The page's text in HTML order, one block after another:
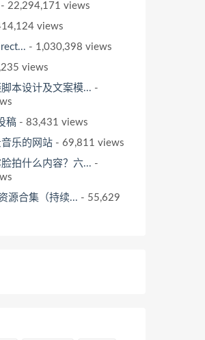
- 22,294,171 views
views
- 1,030,398 views
views
本设计及文案模... -
稿 - 83,431 views
乐的网站 - 69,811 views
拍什么内容？六... -
源合集（持续... - 55,629